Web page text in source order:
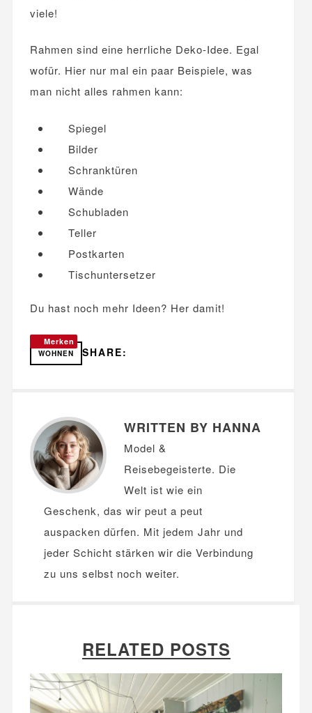
viele!
Rahmen sind eine herrliche Deko-Idee. Egal
wofür. Hier nur mal ein paar Beispiele, was
man nicht alles rahmen kann:
Spiegel
Bilder
Schranktüren
Wände
Schubladen
Teller
Postkarten
Tischuntersetzer
Du hast noch mehr Ideen? Her damit!
Merken
WOHNEN SHARE:
WRITTEN BY HANNA
Model &
Reisebegeisterte. Die
Welt ist wie ein
Geschenk, das wir peut a peut
auspacken dürfen. Mit jedem Jahr und
jeder Schicht stärken wir die Verbindung
zu uns selbst noch weiter.
RELATED POSTS